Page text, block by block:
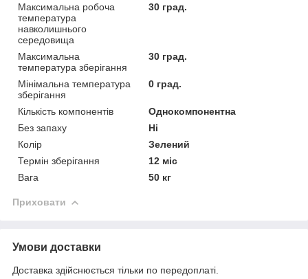
Максимальна робоча
температура
навколишнього
середовища
30 град.
Максимальна
температура зберігання
30 град.
Мінімальна температура
зберігання
0 град.
Кількість компонентів
Однокомпонентна
Без запаху
Ні
Колір
Зелений
Термін зберігання
12 міс
Вага
50 кг
Приховати
Умови доставки
Доставка здійснюється тільки по передоплаті.